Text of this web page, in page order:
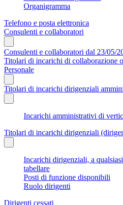
Organigramma
Telefono e posta elettronica
Consulenti e collaboratori
Consulenti e collaboratori dal 23/05/
Titolari di incarichi di collaborazione
Personale
Titolari di incarichi dirigenziali
Incarichi amministrativi di
Titolari di incarichi dirigenziali
Incarichi dirigenziali, a
tabellare
Posti di funzione disponibili
Ruolo dirigenti
Dirigenti cessati